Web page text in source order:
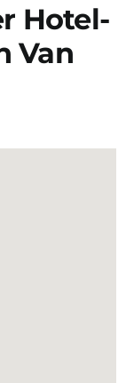
Hotel-
Van